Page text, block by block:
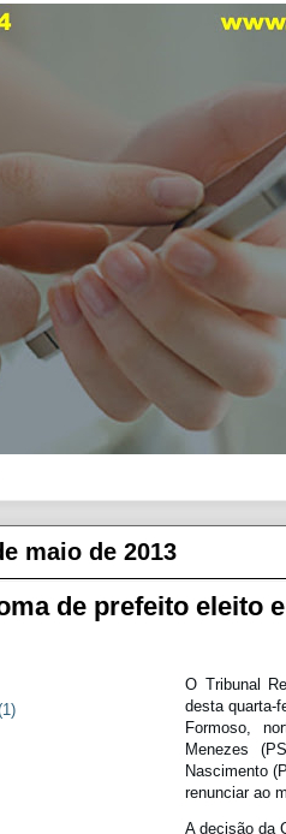
maio de 2013
de prefeito eleito
O Tribunal
desta quarta-
Formoso,
Menezes
Nascimento
renunciar ao
A decisão da